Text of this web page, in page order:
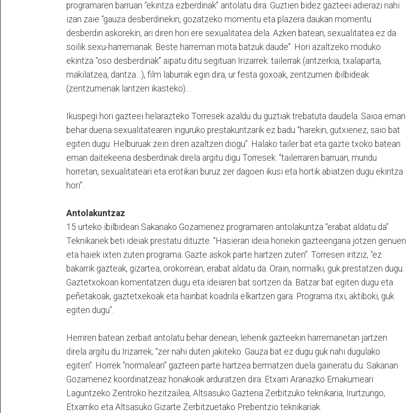
programaren barruan “ekintza ezberdinak” antolatu dira. Guztien bidez gazteei adierazi nahi
izan zaie “gauza desberdinekin, gozatzeko momentu eta plazera daukan momentu
desberdin askorekin, ari diren hori ere sexualitatea dela. Azken batean, sexualitatea ez da
soilik sexu-harremanak. Beste harreman mota batzuk daude”. Hori azaltzeko moduko
ekintza “oso desberdinak” aipatu ditu segituan Irizarrek: tailerrak (antzerkia, txalaparta,
makilatzea, dantza…), film laburrak egin dira, ur festa goxoak, zentzumen ibilbideak
(zentzumenak lantzen ikasteko)…
Ikuspegi hori gazteei helarazteko Torresek azaldu du guztiak trebatuta daudela. Saioa eman
behar duena sexualitatearen inguruko prestakuntzarik ez badu “harekin, gutxienez, saio bat
egiten dugu. Helburuak zein diren azaltzen diogu”. Halako tailer bat eta gazte txoko batean
eman daitekeena desberdinak direla argitu digu Torresek: “tailerraren barruan, mundu
horretan, sexualitateari eta erotikari buruz zer dagoen ikusi eta hortik abiatzen dugu ekintza
hori”.
Antolakuntzaz
15 urteko ibilbidean Sakanako Gozamenez programaren antolakuntza “erabat aldatu da”.
Teknikariek beti ideiak prestatu dituzte. “Hasieran ideia horiekin gazteengana jotzen genuen
eta haiek ixten zuten programa. Gazte askok parte hartzen zuten”. Torresen iritziz, “ez
bakarrik gazteak, gizartea, orokorrean, erabat aldatu da. Orain, normalki, guk prestatzen dugu.
Gaztetxokoan komentatzen dugu eta ideiaren bat sortzen da. Batzar bat egiten dugu eta
peñetakoak, gaztetxekoak eta hainbat koadrila elkartzen gara. Programa itxi, aktiboki, guk
egiten dugu”.
Herriren batean zerbait antolatu behar denean, lehenik gazteekin harremanetan jartzen
direla argitu du Irizarrek; “zer nahi duten jakiteko. Gauza bat ez dugu guk nahi dugulako
egiten”. Horrek “normalean” gazteen parte hartzea bermatzen duela gaineratu du. Sakanan
Gozamenez koordinatzeaz honakoak arduratzen dira: Etxarri Aranazko Emakumeari
Laguntzeko Zentroko hezitzailea, Altsasuko Gazteria Zerbitzuko teknikaria, Irurtzungo,
Etxarriko eta Altsasuko Gizarte Zerbitzuetako Prebentzio teknikariak.